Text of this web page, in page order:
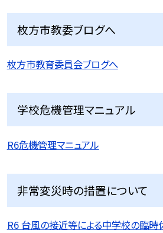
枚方市教委ブログへ
枚方市教育委員会ブログへ
学校危機管理マニュアル
R6危機管理マニュアル
非常変災時の措置について
R6 台風の接近等による中学校の臨時